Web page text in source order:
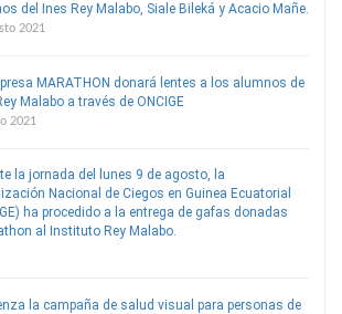
del Ines Rey Malabo, Siale Bileká y Acacio Mañe.
2021
MARATHON donará lentes a los alumnos de
Malabo a través de ONCIGE
2021
la jornada del lunes 9 de agosto, la
Nacional de Ciegos en Guinea Ecuatorial
ha procedido a la entrega de gafas donadas
al Instituto Rey Malabo.
la campaña de salud visual para personas de